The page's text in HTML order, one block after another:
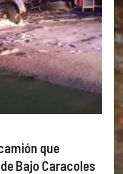
que
Bajo Caracoles